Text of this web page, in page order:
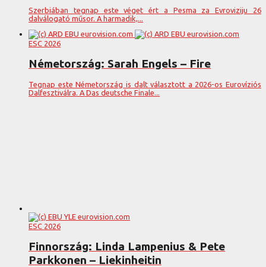
Szerbiában tegnap este véget ért a Pesma za Evroviziju 26
dalválogató műsor. A harmadik,...
ESC 2026
Németország: Sarah Engels – Fire
Tegnap este Németország is dalt választott a 2026-os Eurovíziós
Dalfesztiválra. A Das deutsche Finale...
ESC 2026
Finnország: Linda Lampenius & Pete
Parkkonen – Liekinheitin